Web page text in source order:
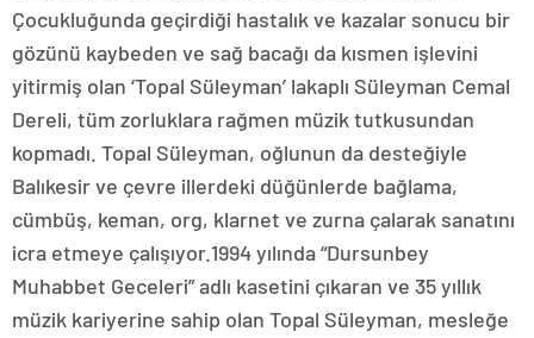
Çocukluğunda geçirdiği hastalık ve kazalar sonucu bir
gözünü kaybeden ve sağ bacağı da kısmen işlevini
yitirmiş olan ‘Topal Süleyman’ lakaplı Süleyman Cemal
Dereli, tüm zorluklara rağmen müzik tutkusundan
kopmadı. Topal Süleyman, oğlunun da desteğiyle
Balıkesir ve çevre illerdeki düğünlerde bağlama,
cümbüş, keman, org, klarnet ve zurna çalarak sanatını
icra etmeye çalışıyor.1994 yılında “Dursunbey
Muhabbet Geceleri” adlı kasetini çıkaran ve 35 yıllık
müzik kariyerine sahip olan Topal Süleyman, mesleğe